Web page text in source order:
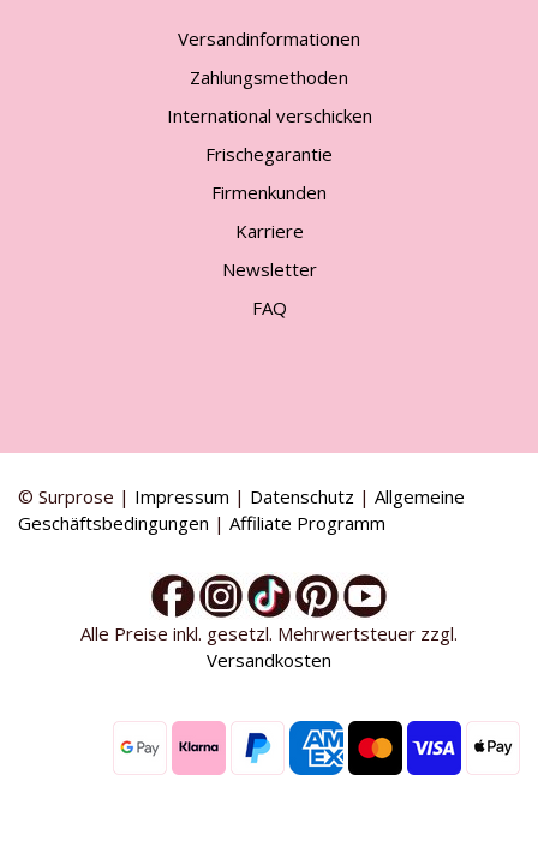
Versandinformationen
Zahlungsmethoden
International verschicken
Frischegarantie
Firmenkunden
Karriere
Newsletter
FAQ
© Surprose | Impressum | Datenschutz | Allgemeine
Geschäftsbedingungen | Affiliate Programm
Alle Preise inkl. gesetzl. Mehrwertsteuer zzgl.
Versandkosten